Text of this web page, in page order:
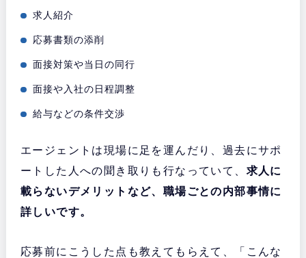
求人紹介
応募書類の添削
面接対策や当日の同行
面接や入社の日程調整
給与などの条件交渉
エージェントは現場に足を運んだり、過去にサポ
ートした人への聞き取りも行なっていて、 求人に
載らないデメリットなど、職場ごとの内部事情に
詳しいです。
応募前にこうした点も教えてもらえて、「こんな